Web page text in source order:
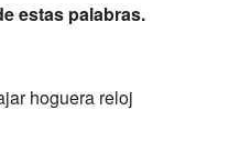
estas palabras.
hoguera reloj